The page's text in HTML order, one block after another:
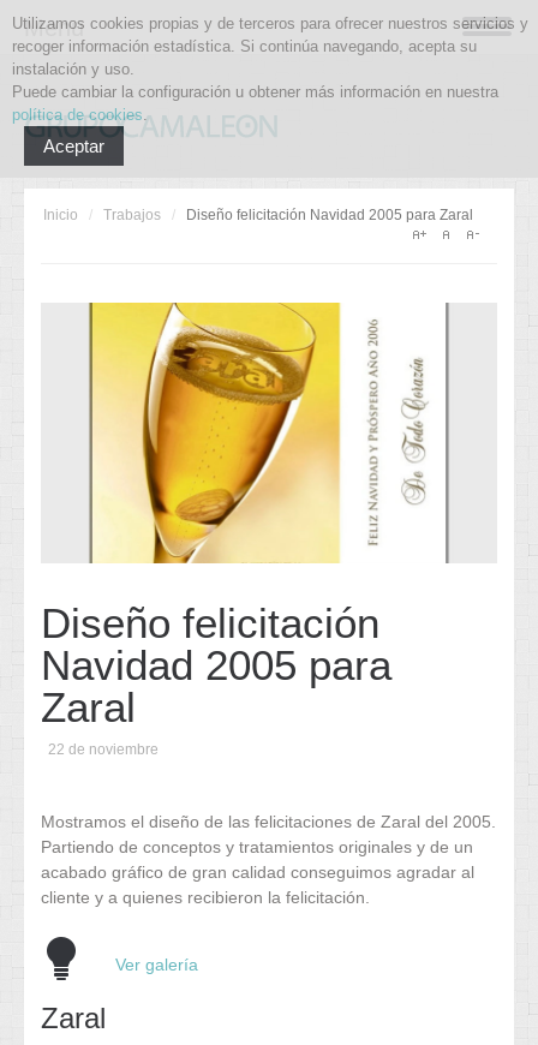
Utilizamos cookies propias y de terceros para ofrecer nuestros servicios y
recoger información estadística. Si continúa navegando, acepta su
instalación y uso.
Puede cambiar la configuración u obtener más información en nuestra
política de cookies.
Aceptar
Menu
Inicio / Trabajos / Diseño felicitación Navidad 2005 para Zaral
Diseño felicitación
Navidad 2005 para
Zaral
22 de noviembre
Mostramos el diseño de las felicitaciones de Zaral del 2005.
Partiendo de conceptos y tratamientos originales y de un
acabado gráfico de gran calidad conseguimos agradar al
cliente y a quienes recibieron la felicitación.
Ver galería
Zaral